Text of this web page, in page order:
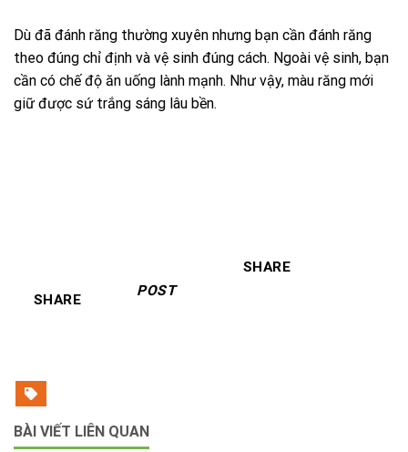
Dù đã đánh răng thường xuyên nhưng bạn cần đánh răng
theo đúng chỉ định và vệ sinh đúng cách. Ngoài vệ sinh, bạn
cần có chế độ ăn uống lành mạnh. Như vậy, màu răng mới
giữ được sứ trắng sáng lâu bền.
SHARE
POST
SHARE
BÀI VIẾT LIÊN QUAN